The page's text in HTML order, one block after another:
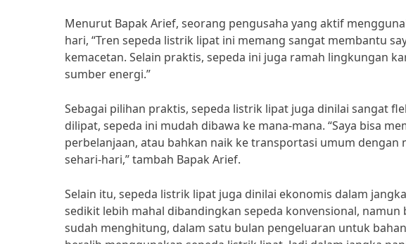
Menurut Bapak Arief, seorang pengusaha yang aktif
hari, “Tren sepeda listrik lipat ini memang sangat membantu
kemacetan. Selain praktis, sepeda ini juga ramah lingkungan
sumber energi.”
Sebagai pilihan praktis, sepeda listrik lipat juga dinilai sangat
dilipat, sepeda ini mudah dibawa ke mana-mana. “Saya bisa
perbelanjaan, atau bahkan naik ke transportasi umum
sehari-hari,” tambah Bapak Arief.
Selain itu, sepeda listrik lipat juga dinilai ekonomis dalam
sedikit lebih mahal dibandingkan sepeda konvensional, namun
sudah menghitung, dalam satu bulan pengeluaran untuk